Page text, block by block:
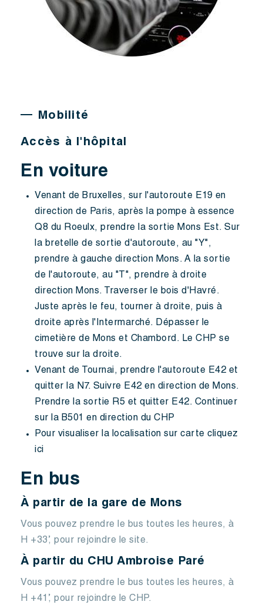
Mobilité
Accès à l'hôpital
En voiture
Venant de Bruxelles, sur l'autoroute E19 en
direction de Paris, après la pompe à essence
Q8 du Roeulx, prendre la sortie Mons Est. Sur
la bretelle de sortie d'autoroute, au "Y",
prendre à gauche direction Mons. A la sortie
de l'autoroute, au "T", prendre à droite
direction Mons. Traverser le bois d'Havré.
Juste après le feu, tourner à droite, puis à
droite après l'Intermarché. Dépasser le
cimetière de Mons et Chambord. Le CHP se
trouve sur la droite.
Venant de Tournai, prendre l'autoroute E42 et
quitter la N7. Suivre E42 en direction de Mons.
Prendre la sortie R5 et quitter E42. Continuer
sur la B501 en direction du CHP
Pour visualiser la localisation sur carte cliquez
ici
En bus
À partir de la gare de Mons
Vous pouvez prendre le bus toutes les heures, à
H +33’, pour rejoindre le site.
À partir du CHU Ambroise Paré
Vous pouvez prendre le bus toutes les heures, à
H +41’, pour rejoindre le CHP.